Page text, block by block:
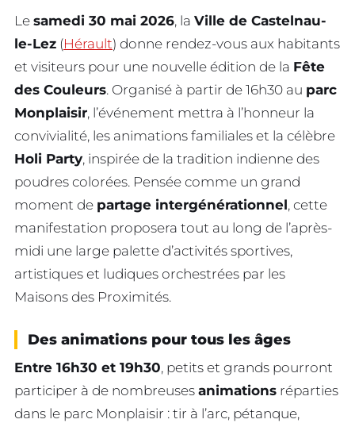
Le samedi 30 mai 2026, la Ville de Castelnau-
le-Lez (Hérault) donne rendez-vous aux habitants
et visiteurs pour une nouvelle édition de la Fête
des Couleurs. Organisé à partir de 16h30 au parc
Monplaisir, l’événement mettra à l’honneur la
convivialité, les animations familiales et la célèbre
Holi Party, inspirée de la tradition indienne des
poudres colorées. Pensée comme un grand
moment de partage intergénérationnel, cette
manifestation proposera tout au long de l’après-
midi une large palette d’activités sportives,
artistiques et ludiques orchestrées par les
Maisons des Proximités.
Des animations pour tous les âges
Entre 16h30 et 19h30, petits et grands pourront
participer à de nombreuses animations réparties
dans le parc Monplaisir : tir à l’arc, pétanque,